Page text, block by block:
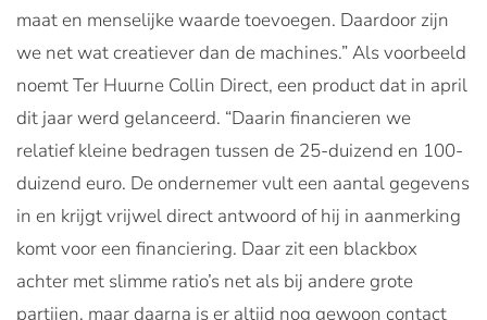
maat en menselijke waarde toevoegen. Daardoor zijn
we net wat creatiever dan de machines.” Als voorbeeld
noemt Ter Huurne Collin Direct, een product dat in april
dit jaar werd gelanceerd. “Daarin financieren we
relatief kleine bedragen tussen de 25-duizend en 100-
duizend euro. De ondernemer vult een aantal gegevens
in en krijgt vrijwel direct antwoord of hij in aanmerking
komt voor een financiering. Daar zit een blackbox
achter met slimme ratio’s net als bij andere grote
partijen, maar daarna is er altijd nog gewoon contact